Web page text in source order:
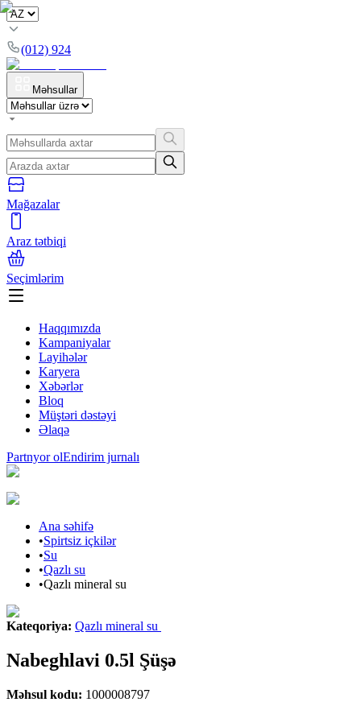
(012) 924
Məhsullar
Mağazalar
Araz tətbiqi
Seçimlərim
Haqqımızda
Kampaniyalar
Layihələr
Karyera
Xəbərlər
Bloq
Müştəri dəstəyi
Əlaqə
Partnyor olEndirim jurnalı
Ana səhifə
•Spirtsiz içkilər
•Su
•Qazlı su
•Qazlı mineral su
Kateqoriya: Qazlı mineral su
Nabeghlavi 0.5l Şüşə
Məhsul kodu: 1000008797